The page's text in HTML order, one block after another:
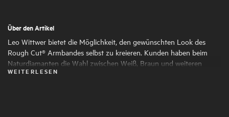
Über den Artikel
Leo Wittwer bietet die Möglichkeit, den gewünschten Look des
Rough Cut® Armbandes selbst zu kreieren. Kunden haben beim
Naturdiamanten die Wahl zwischen Weiß, Braun und weiteren
Fancy Colors. Das filigrane Gehäuse wird auf Wunsch aus Weißgold
WEITERLESEN